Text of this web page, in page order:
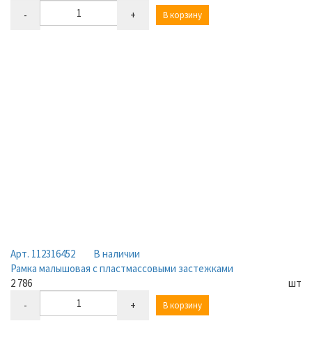
-
+ В корзину
Арт. 112316452
В наличии
Рамка малышовая с пластмассовыми застежками
2 786
шт
-
+ В корзину